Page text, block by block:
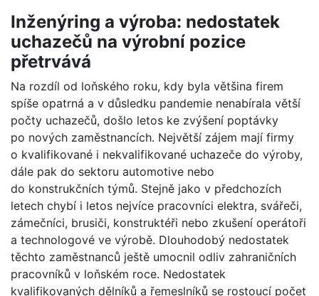
Inženýring a výroba: nedostatek
uchazečů na výrobní pozice
přetrvává
Na rozdíl od loňského roku, kdy byla většina firem
spíše opatrná a v důsledku pandemie nenabírala větší
počty uchazečů, došlo letos ke zvýšení poptávky
po nových zaměstnancích. Největší zájem mají firmy
o kvalifikované i nekvalifikované uchazeče do výroby,
dále pak do sektoru automotive nebo
do konstrukčních týmů. Stejně jako v předchozích
letech chybí i letos nejvíce pracovníci elektra, svářeči,
zámečníci, brusiči, konstruktéři nebo zkušení operátoři
a technologové ve výrobě. Dlouhodobý nedostatek
těchto zaměstnanců ještě umocnil odliv zahraničních
pracovníků v loňském roce. Nedostatek
kvalifikovaných dělníků a řemeslníků se rostoucí počet